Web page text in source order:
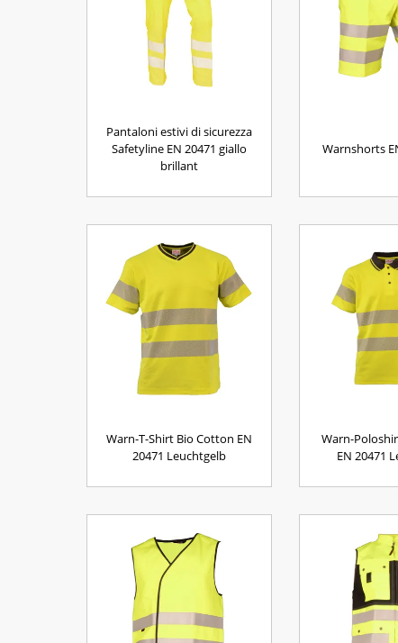
Pantaloni estivi di sicurezza
Safetyline EN 20471 giallo
brillant
Warnshorts
Warn-T-Shirt Bio Cotton EN
20471 Leuchtgelb
Warn-
EN 20471